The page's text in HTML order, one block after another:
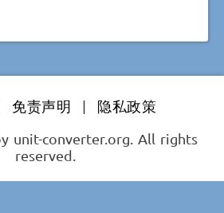
免责声明 |
隐私政策
unit-converter.org. All rights
reserved.